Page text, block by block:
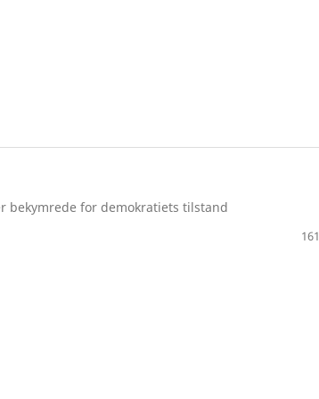
bekymrede for demokratiets tilstand